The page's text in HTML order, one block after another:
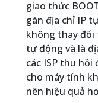
giao thức
gán địa chỉ IP
không thay đổi
tự động và là
các ISP thu
cho máy tính
nên hiệu quả